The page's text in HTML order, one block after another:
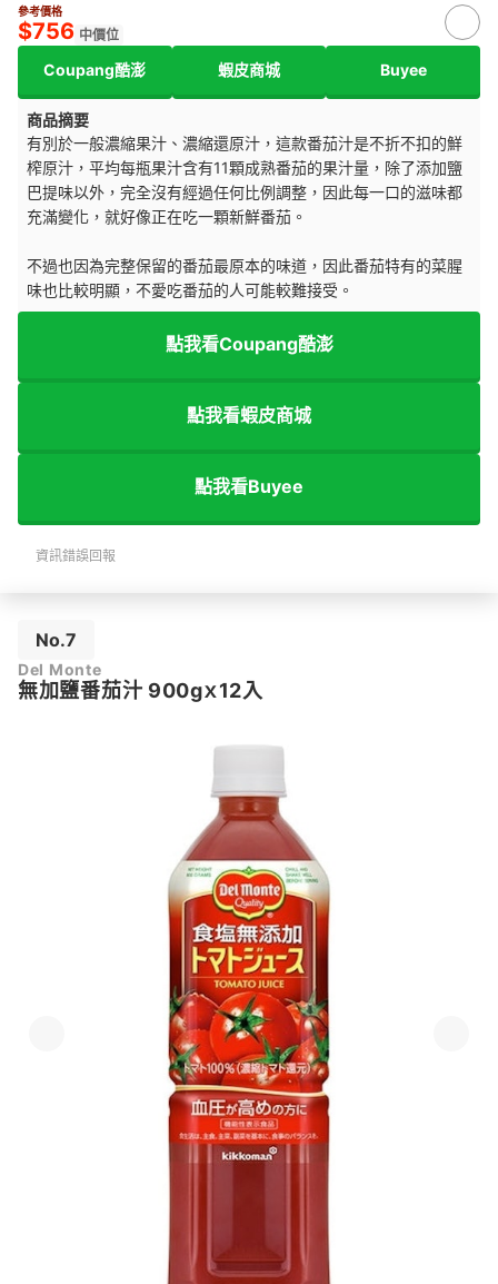
參考價格
$756 中價位
Coupang酷澎 蝦皮商城 Buyee
商品摘要
有別於一般濃縮果汁、濃縮還原汁，這款番茄汁是不折不扣的鮮
榨原汁，平均每瓶果汁含有11顆成熟番茄的果汁量，除了添加鹽
巴提味以外，完全沒有經過任何比例調整，因此每一口的滋味都
充滿變化，就好像正在吃一顆新鮮番茄。
不過也因為完整保留的番茄最原本的味道，因此番茄特有的菜腥
味也比較明顯，不愛吃番茄的人可能較難接受。
點我看Coupang酷澎
點我看蝦皮商城
點我看Buyee
資訊錯誤回報
No.7
Del Monte
無加鹽番茄汁 900gｘ12入